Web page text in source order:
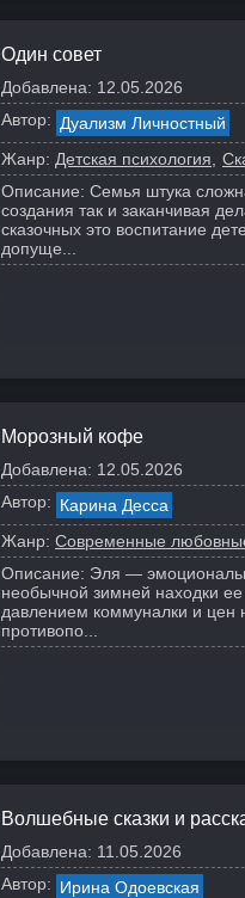
Один совет
Добавлена: 12.05.2026
Автор: Дуализм Личностный
Жанр: Детская психология
Описание: Семья штука
создания так и заканчивая
сказочных это воспитание
допуще...
Морозный кофе
Добавлена: 12.05.2026
Автор: Карина Десса
Жанр: Современные
Описание: Эля —
необычной зимней находки ее
давлением коммуналки и цен
противопо...
Волшебные сказки и
Добавлена: 11.05.2026
Автор: Ирина Одоевская